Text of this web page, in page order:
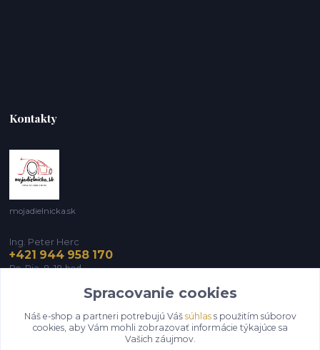
Kontakty
mojadielnicka.sk
Ing. Peter Herc
+421 944 958 170
Po-Pia, 8-18 hod.
infomojadielnicka@gmail.com
Spracovanie cookies
Náš e-shop a partneri potrebujú Váš súhlass použitím súborov
cookies, aby Vám mohli zobrazovať informácie týkajúce sa
Vašich záujmov.